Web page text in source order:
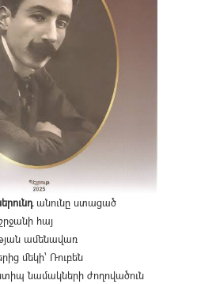
անունը ստացած
հայ
ամենավառ
մեկի՝ Ռուբեն
նամակների ժողովածուն